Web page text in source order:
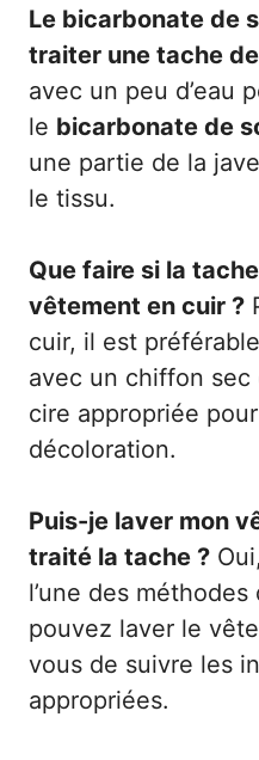
Le bicarbonate de
traiter une tache
avec un peu d’eau
le bicarbonate de
une partie de la
le tissu.
Que faire si la
vêtement en cuir ?
cuir, il est
avec un chiffon sec
cire appropriée
décoloration.
Puis-je laver mon
traité la tache ?
l’une des
pouvez laver le
vous de suivre les
appropriées.